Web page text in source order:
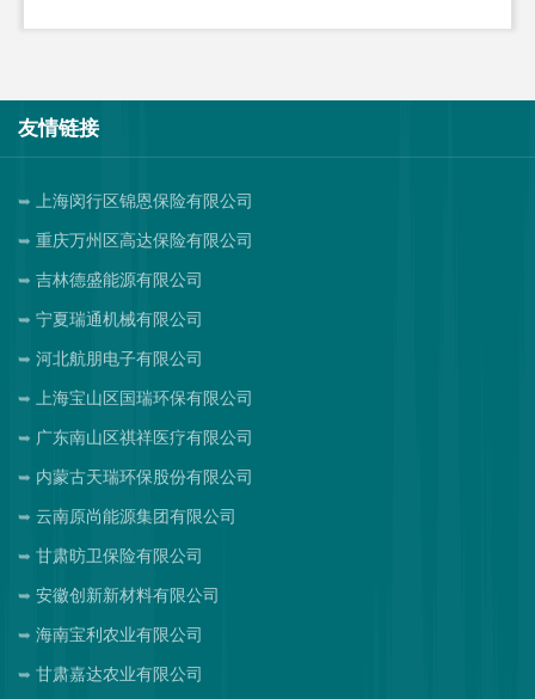
友情链接
上海闵行区锦恩保险有限公司
重庆万州区高达保险有限公司
吉林德盛能源有限公司
宁夏瑞通机械有限公司
河北航朋电子有限公司
上海宝山区国瑞环保有限公司
广东南山区祺祥医疗有限公司
内蒙古天瑞环保股份有限公司
云南原尚能源集团有限公司
甘肃昉卫保险有限公司
安徽创新新材料有限公司
海南宝利农业有限公司
甘肃嘉达农业有限公司